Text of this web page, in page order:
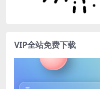
VIP全站免费下载